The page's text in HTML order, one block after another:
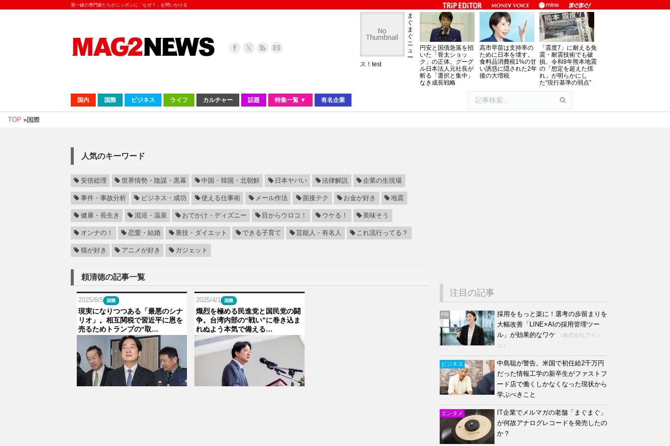
第一線の専門家たちがニッポンに「なぜ？」を問いかける
ま
ぐ
ま
ぐ
ニ
ュ
ー
ス！test
円安と国債急落を招
いた「骨太ショッ
ク」の正体。グーグ
ル日本法人元社長が
斬る「選択と集中」
なき成長戦略
高市早苗は支持率の
ために日本を壊す。
食料品消費税1%の甘
い誘惑に隠された2年
後の大増税
「震度7」に耐える免
震・耐震技術でも破
損。令和8年熊本地震
の「想定を超えた揺
れ」が明らかにし
た“現行基準の弱点”
国内 国際 ビジネス ライフ カルチャー 話題 特集一覧 ▼ 有名企業
TOP »国際
人気のキーワード
安倍総理 世界情勢・陰謀・黒幕 中国・韓国・北朝鮮 日本ヤバい 法律解説 企業の生現場
事件・事故分析 ビジネス・成功 使える仕事術 メール作法 面接テク お金が好き 地震
健康・長生き 混浴・温泉 おでかけ・ディズニー 目からウロコ！ ウケる！ 美味そう
オンナの！ 恋愛・結婚 裏技・ダイエット できる子育て 芸能人・有名人 これ流行ってる？
猫が好き アニメが好き ガジェット
頼清徳の記事一覧
2025/8/5 国際
現実になりつつある「最悪のシナ
リオ」。相互関税で習近平に恩を
売るためトランプの“取…
2025/4/1 国際
熾烈を極める民進党と国民党の闘
争。台湾内部の“戦い”に巻き込ま
れぬよう本気で備える…
注目の記事
PR
採用をもっと楽に！選考の歩留まりを
大幅改善「LINE×AIの採用管理ツー
ル」が効果的なワケ
（株式会社アイシ
ス）
ビジネス
中島聡が警告。米国で初任給2千万円
だった情報工学の新卒生がファストフ
ード店で働くしかなくなった現状から
学ぶべきこと
エンタメ
IT企業でメルマガの老舗「まぐまぐ」
が何故アナログレコードを発売したの
か？